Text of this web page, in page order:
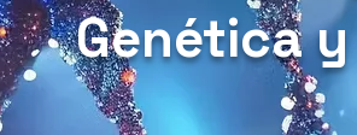
Genética